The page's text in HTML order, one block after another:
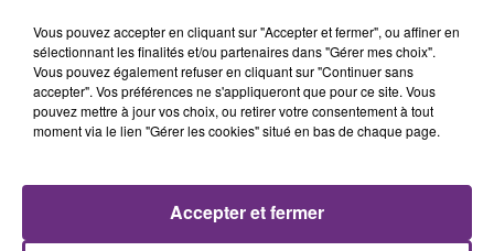
L'INSPECTION DU TRAVAIL RAPPELLE À
L'ORDRE SUR LES CONDITIONS DE...
Alors que les dates de début des vendange 2026
s'est avéré être plus précoce que prévu,
les conditions de...
TITRES DIFFUSÉS
Vous pouvez accepter en cliquant sur "Accepter et fermer", ou affiner en
sélectionnant les finalités et/ou partenaires dans "Gérer mes choix".
Vous pouvez également refuser en cliquant sur "Continuer sans
accepter". Vos préférences ne s'appliqueront que pour ce site. Vous
pouvez mettre à jour vos choix, ou retirer votre consentement à tout
moment via le lien "Gérer les cookies" situé en bas de chaque page.
Accepter et fermer